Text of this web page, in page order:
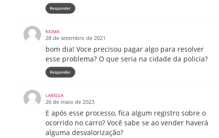
Responder
KIOMA
28 de setembro de 2021
bom dia! Voce precisou pagar algo para resolver
esse problema? O que seria na cidade da policia?
Responder
LARISSA
26 de maio de 2023
E após esse processo, fica algum registro sobre o
ocorrido no carro? Você sabe se ao vender haverá
alguma desvalorização?